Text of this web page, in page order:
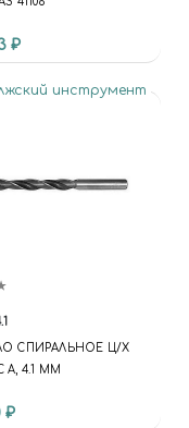
₽
инструмент
СПИРАЛЬНОЕ Ц/Х
А, 4.1 ММ
₽